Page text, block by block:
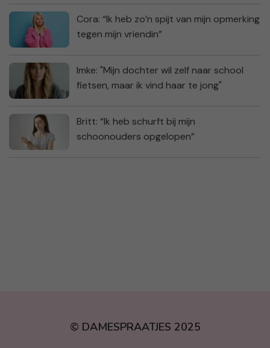
Cora: “Ik heb zo’n spijt van mijn opmerking
tegen mijn vriendin”
Imke: "Mijn dochter wil zelf naar school
fietsen, maar ik vind haar te jong"
Britt: “Ik heb schurft bij mijn
schoonouders opgelopen”
© DAMESPRAATJES 2025